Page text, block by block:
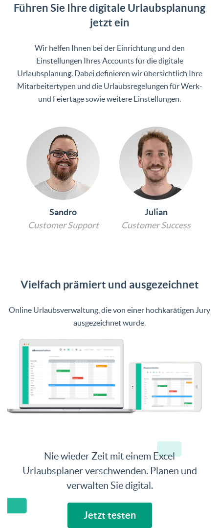
Führen Sie Ihre digitale Urlaubsplanung
jetzt ein
Wir helfen Ihnen bei der Einrichtung und den
Einstellungen Ihres Accounts für die digitale
Urlaubsplanung. Dabei definieren wir übersichtlich Ihre
Mitarbeitertypen und die Urlaubsregelungen für Werk-
und Feiertage sowie weitere Einstellungen.
Sandro
Customer Support
Julian
Customer Success
Vielfach prämiert und ausgezeichnet
Online Urlaubsverwaltung, die von einer hochkarätigen Jury
ausgezeichnet wurde.
Nie wieder Zeit mit einem Excel
Urlaubsplaner verschwenden. Planen und
verwalten Sie digital.
Jetzt testen